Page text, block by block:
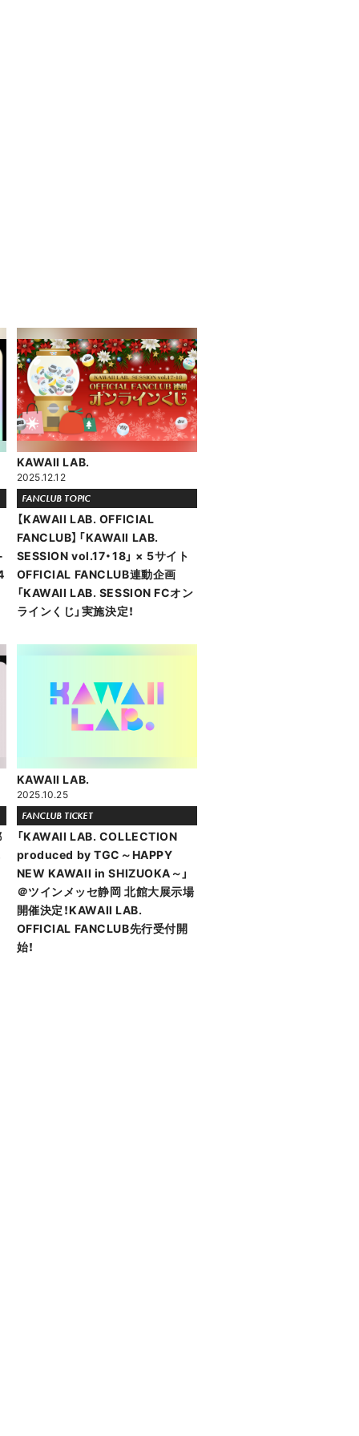
KAWAII LAB.
2025.12.12
FANCLUB TOPIC
【KAWAII LAB. OFFICIAL
FANCLUB】「KAWAII LAB.
SESSION vol.17・18」 × 5サイト
OFFICIAL FANCLUB連動企画
「KAWAII LAB. SESSION FCオン
ラインくじ」実施決定！
KAWAII LAB.
2025.10.25
FANCLUB TICKET
「KAWAII LAB. COLLECTION
produced by TGC～HAPPY
NEW KAWAII in SHIZUOKA～」
＠ツインメッセ静岡 北館大展示場
開催決定！KAWAII LAB.
OFFICIAL FANCLUB先行受付開
始！